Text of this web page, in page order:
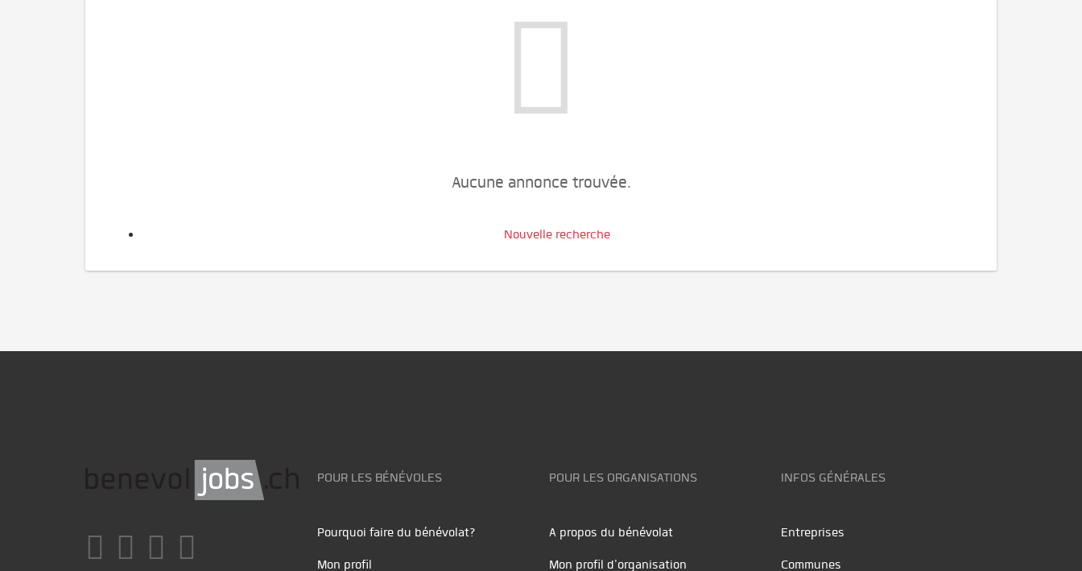
Aucune annonce trouvée.
Nouvelle recherche
POUR LES BÉNÉVOLES
Pourquoi faire du bénévolat?
Mon profil
POUR LES ORGANISATIONS
A propos du bénévolat
Mon profil d'organisation
INFOS GÉNÉRALES
Entreprises
Communes